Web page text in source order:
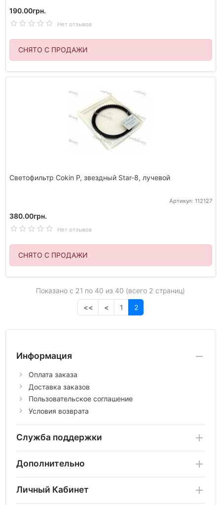
190.00грн.
Нет отзывов
СНЯТО С ПРОДАЖИ
Светофильтр Cokin P, звездный Star-8, лучевой
Артикул: 112127
380.00грн.
Нет отзывов
СНЯТО С ПРОДАЖИ
Показано с 21 по 40 из 40 (всего 2 страниц)
<<
< 1 2
Информация
Оплата заказа
Доставка заказов
Пользовательское соглашение
Условия возврата
Служба поддержки
Дополнительно
Личный Кабинет